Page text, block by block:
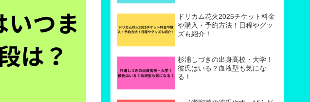
ドリカム花火2025チケット料金
や購入・予約方法！日程やグッ
ズも紹介！
杉浦しづきの出身高校・大学！
彼氏はいる？血液型も気にな
る！